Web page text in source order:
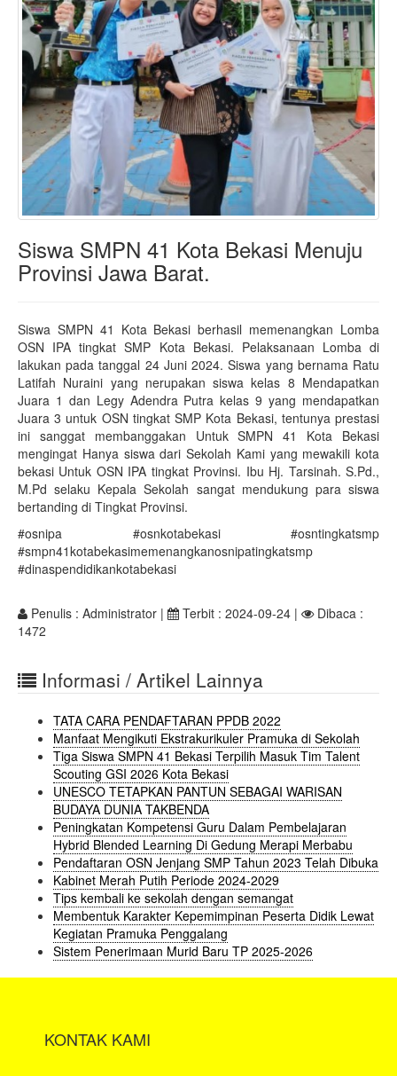
Siswa SMPN 41 Kota Bekasi Menuju
Provinsi Jawa Barat.
Siswa SMPN 41 Kota Bekasi berhasil memenangkan Lomba
OSN IPA tingkat SMP Kota Bekasi. Pelaksanaan Lomba di
lakukan pada tanggal 24 Juni 2024. Siswa yang bernama Ratu
Latifah Nuraini yang nerupakan siswa kelas 8 Mendapatkan
Juara 1 dan Legy Adendra Putra kelas 9 yang mendapatkan
Juara 3 untuk OSN tingkat SMP Kota Bekasi, tentunya prestasi
ini sanggat membanggakan Untuk SMPN 41 Kota Bekasi
mengingat Hanya siswa dari Sekolah Kami yang mewakili kota
bekasi Untuk OSN IPA tingkat Provinsi. Ibu Hj. Tarsinah. S.Pd.,
M.Pd selaku Kepala Sekolah sangat mendukung para siswa
bertanding di Tingkat Provinsi.
#osnipa #osnkotabekasi #osntingkatsmp
#smpn41kotabekasimemenangkanosnipatingkatsmp
#dinaspendidikankotabekasi
Penulis : Administrator | Terbit : 2024-09-24 |
Dibaca :
1472
Informasi / Artikel Lainnya
TATA CARA PENDAFTARAN PPDB 2022
Manfaat Mengikuti Ekstrakurikuler Pramuka di Sekolah
Tiga Siswa SMPN 41 Bekasi Terpilih Masuk Tim Talent
Scouting GSI 2026 Kota Bekasi
UNESCO TETAPKAN PANTUN SEBAGAI WARISAN
BUDAYA DUNIA TAKBENDA
Peningkatan Kompetensi Guru Dalam Pembelajaran
Hybrid Blended Learning Di Gedung Merapi Merbabu
Pendaftaran OSN Jenjang SMP Tahun 2023 Telah Dibuka
Kabinet Merah Putih Periode 2024-2029
Tips kembali ke sekolah dengan semangat
Membentuk Karakter Kepemimpinan Peserta Didik Lewat
Kegiatan Pramuka Penggalang
Sistem Penerimaan Murid Baru TP 2025-2026
KONTAK KAMI